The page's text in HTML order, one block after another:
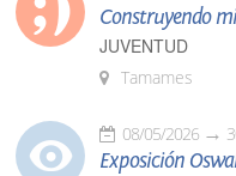
Construyendo
JUVENTUD
Tamames
08/05/2026
Exposición